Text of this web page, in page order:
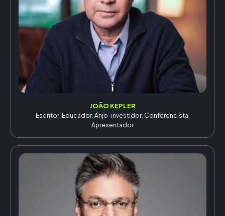
JOÃO KEPLER
Escritor, Educador, Anjo-investidor, Conferencista,
Apresentador